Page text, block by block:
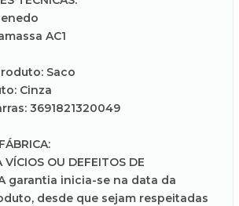
AC1
Saco
Cinza
3691821320049
VÍCIOS OU DEFEITOS DE
A garantia inicia-se na data da
desde que sejam respeitadas